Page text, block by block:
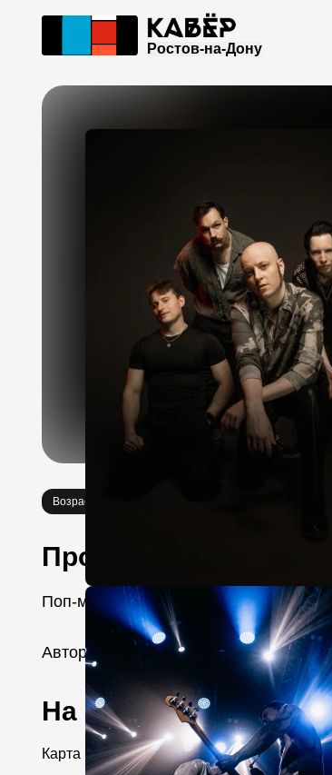
Ростов-на-Дону
Возраст 16+
Про событие
Поп-метал родом из Северной
Авторы хитов «Жги» и «Уходя
На карте
Карта места...